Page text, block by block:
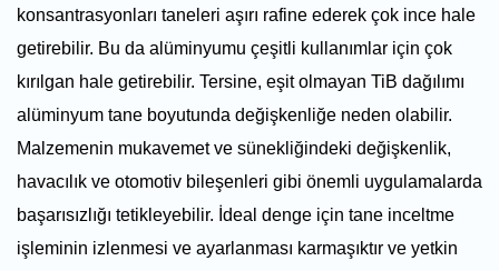
konsantrasyonları taneleri aşırı rafine ederek çok ince hale
getirebilir. Bu da alüminyumu çeşitli kullanımlar için çok
kırılgan hale getirebilir. Tersine, eşit olmayan TiB dağılımı
alüminyum tane boyutunda değişkenliğe neden olabilir.
Malzemenin mukavemet ve sünekliğindeki değişkenlik,
havacılık ve otomotiv bileşenleri gibi önemli uygulamalarda
başarısızlığı tetikleyebilir. İdeal denge için tane inceltme
işleminin izlenmesi ve ayarlanması karmaşıktır ve yetkin